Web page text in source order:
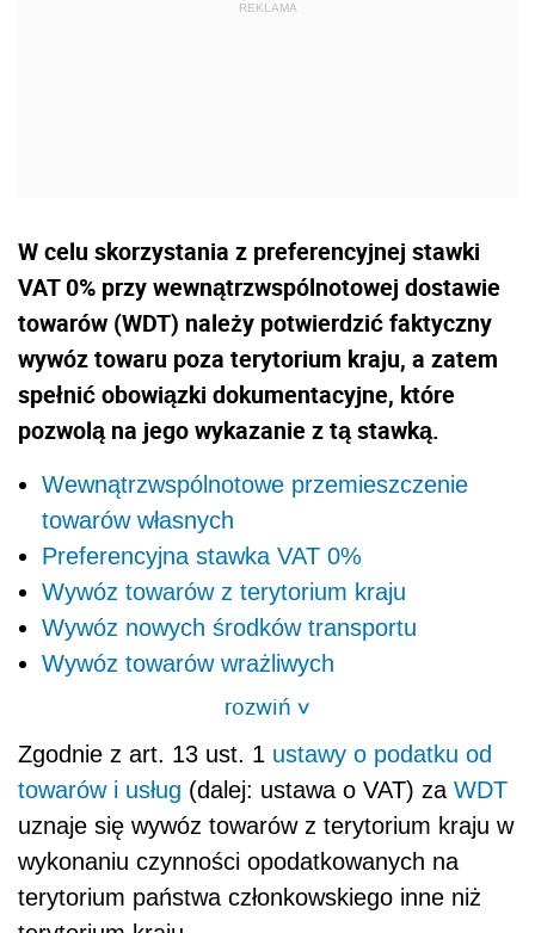
W celu skorzystania z preferencyjnej stawki
VAT 0% przy wewnątrzwspólnotowej dostawie
towarów (WDT) należy potwierdzić faktyczny
wywóz towaru poza terytorium kraju, a zatem
spełnić obowiązki dokumentacyjne, które
pozwolą na jego wykazanie z tą stawką.
Wewnątrzwspólnotowe przemieszczenie
towarów własnych
Preferencyjna stawka VAT 0%
Wywóz towarów z terytorium kraju
Wywóz nowych środków transportu
Wywóz towarów wrażliwych
rozwiń>
Zgodnie z art. 13 ust. 1 ustawy o podatku od
towarów i usług (dalej: ustawa o VAT) za WDT
uznaje się wywóz towarów z terytorium kraju w
wykonaniu czynności opodatkowanych na
terytorium państwa członkowskiego inne niż